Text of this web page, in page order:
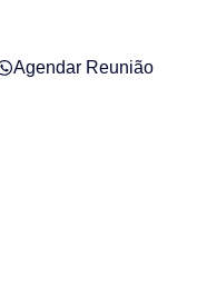
Agendar Reunião